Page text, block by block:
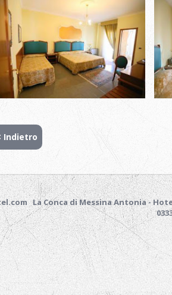
Indietro
La Conca di Messina Antonia -